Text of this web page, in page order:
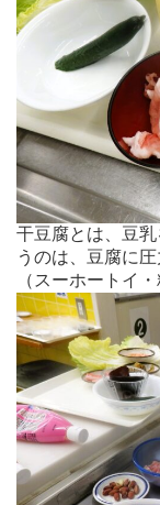
干豆腐とは、豆
うのは、豆腐に
（スーホートイ